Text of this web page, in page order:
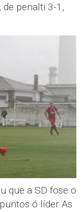
de penalti 3-1,
que a SD fose o
ó líder As